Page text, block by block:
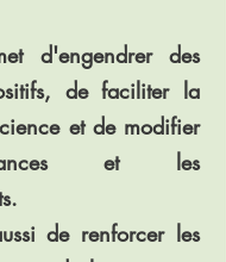
d'engendrer des
de faciliter la
et de modifier
et les
de renforcer les